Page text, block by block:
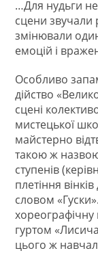
…Для нудьги не
сцени звучали
змінювали
емоцій і
Особливо
дійство
сцені
мистецької
майстерно
такою ж
ступенів
плетіння
словом
гуртом
цього ж